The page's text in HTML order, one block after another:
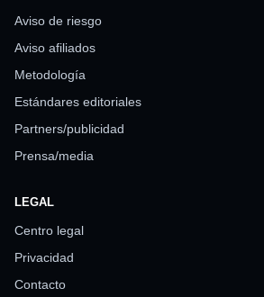
Aviso de riesgo
Aviso afiliados
Metodología
Estándares editoriales
Partners/publicidad
Prensa/media
LEGAL
Centro legal
Privacidad
Contacto